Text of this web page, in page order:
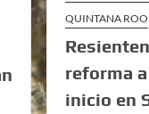
QUINTANA ROO
reforma a
inicio en